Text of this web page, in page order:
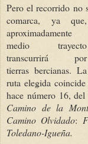
Pero el recorrido no
comarca, ya que,
aproximadamente
medio trayecto
transcurrirá por
tierras bercianas. La
ruta elegida
hace número 16, del
Camino de la
Camino Olvidado:
Toledano-Igueña.